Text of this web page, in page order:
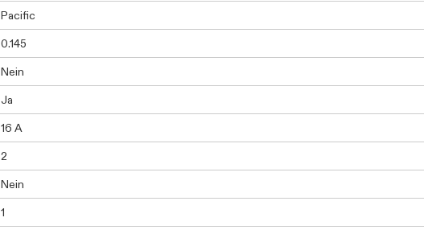
Pacific
0.145
Nein
Ja
16 A
2
Nein
1